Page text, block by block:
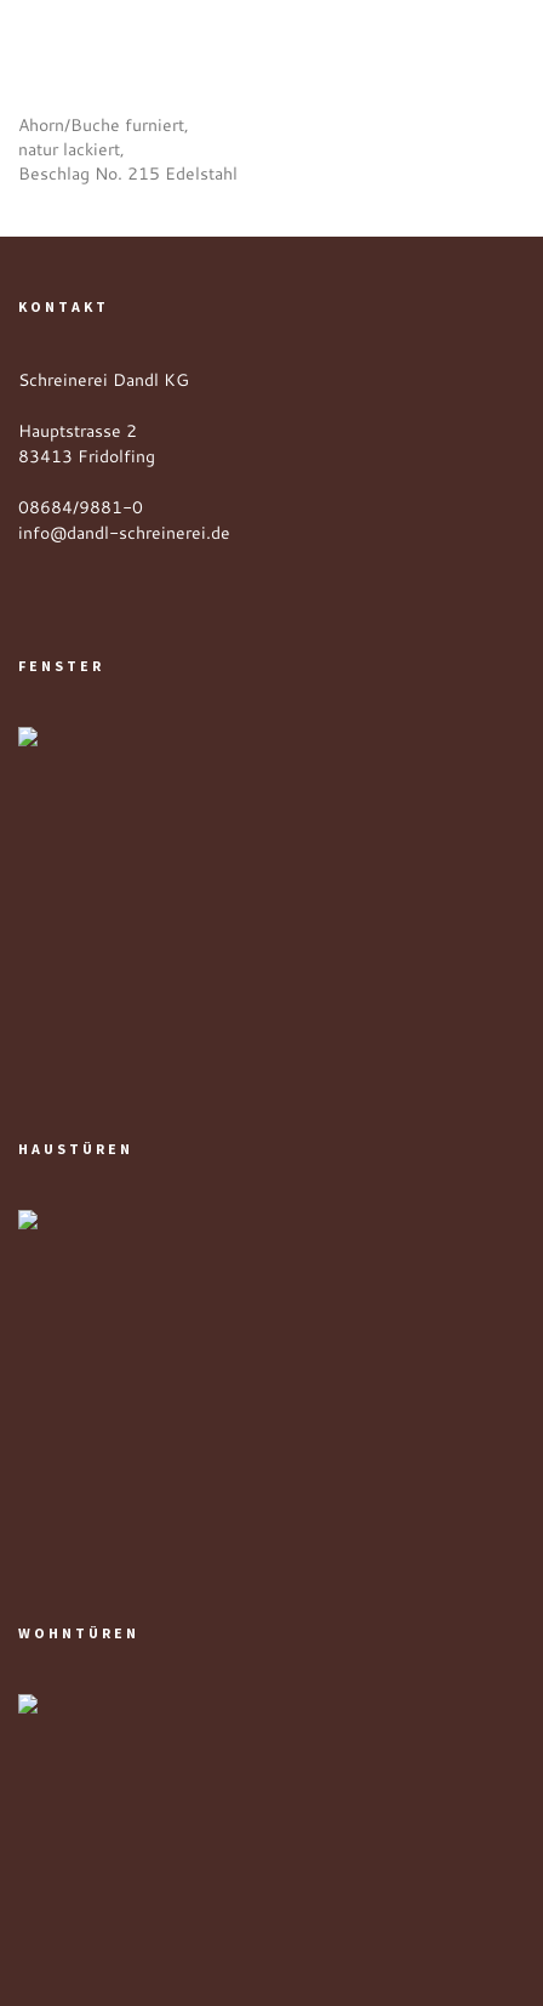
Ahorn/Buche furniert,
natur lackiert,
Beschlag No. 215 Edelstahl
KONTAKT
Schreinerei Dandl KG
Hauptstrasse 2
83413 Fridolfing
08684/9881-0
info@dandl-schreinerei.de
FENSTER
HAUSTÜREN
WOHNTÜREN